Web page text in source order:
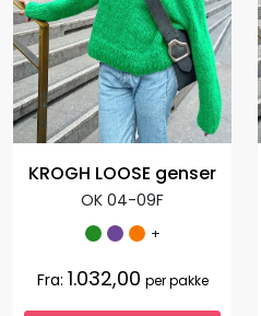
KROGH LOOSE genser
OK 04-09F
+
Fra: 1.032,00 per pakke